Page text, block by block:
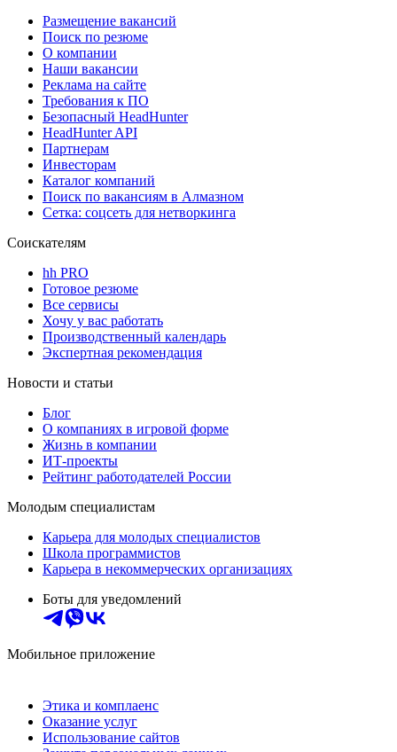
Размещение вакансий
Поиск по резюме
О компании
Наши вакансии
Реклама на сайте
Требования к ПО
Безопасный HeadHunter
HeadHunter API
Партнерам
Инвесторам
Каталог компаний
Поиск по вакансиям в Алмазном
Сетка: соцсеть для нетворкинга
Соискателям
hh PRO
Готовое резюме
Все сервисы
Хочу у вас работать
Производственный календарь
Экспертная рекомендация
Новости и статьи
Блог
О компаниях в игровой форме
Жизнь в компании
ИТ-проекты
Рейтинг работодателей России
Молодым специалистам
Карьера для молодых специалистов
Школа программистов
Карьера в некоммерческих организациях
Боты для уведомлений
Мобильное приложение
Этика и комплаенс
Оказание услуг
Использование сайтов